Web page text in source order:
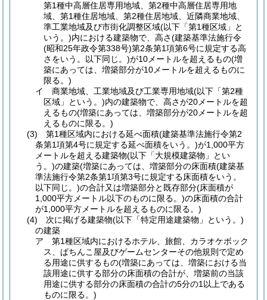
第1種中高層住居専用地域、第2種中高層住居専用地
域、第1種住居地域、第2種住居地域、近隣商業地域、
準工業地域及び市街化調整区域(以下「第1種区域」と
いう。)内における建築物で、高さ(建築基準法施行令
(昭和25年政令第338号)第2条第1項第6号に規定する高
さをいう。以下同じ。)が10メートルを超えるもの(増
築にあっては、増築部分が10メートルを超えるものに
限る。)
イ
商業地域、工業地域及び工業専用地域(以下「第2種
区域」という。)内の建築物で、高さが20メートルを超
えるもの(増築にあっては、増築部分が20メートルを超
えるものに限る。)
(3)
第1種区域内における延べ面積(建築基準法施行令第2
条第1項第4号に規定する延べ面積をいう。)が1,000平方
メートルを超える建築物(以下「大規模建築物」とい
う。)の建築(増築にあっては、増築部分の床面積(建築基
準法施行令第2条第1項第3号に規定する床面積をいう。
以下同じ。)の合計又は増築部分と既存部分(床面積が
1,000平方メートル以下のものに限る。)の床面積の合計
が1,000平方メートルを超えるものに限る。)
(4)
次に掲げる建築物(以下「特定用途建築物」という。)
の建築
ア
第1種区域内におけるホテル、旅館、カラオケボック
ス、ぱちんこ屋及びゲームセンターその他規則で定め
る用途に供するもの(増築にあっては、増築における当
該用途に供する部分の床面積の合計が、増築前の当該
用途に供する部分の床面積の合計の5分の1以上である
ものに限る。)